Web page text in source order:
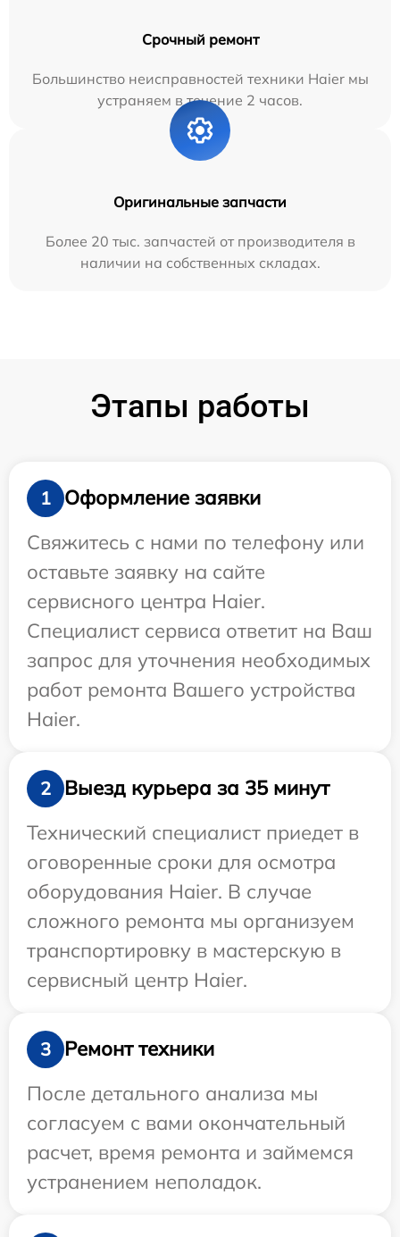
Срочный ремонт
Большинство неисправностей техники Haier мы
устраняем в течение 2 часов.
Оригинальные запчасти
Более 20 тыс. запчастей от производителя в
наличии на собственных складах.
Этапы работы
1
Оформление заявки
Свяжитесь с нами по телефону или
оставьте заявку на сайте
сервисного центра Haier.
Специалист сервиса ответит на Ваш
запрос для уточнения необходимых
работ ремонта Вашего устройства
Haier.
2
Выезд курьера за 35 минут
Технический специалист приедет в
оговоренные сроки для осмотра
оборудования Haier. В случае
сложного ремонта мы организуем
транспортировку в мастерскую в
сервисный центр Haier.
3
Ремонт техники
После детального анализа мы
согласуем с вами окончательный
расчет, время ремонта и займемся
устранением неполадок.